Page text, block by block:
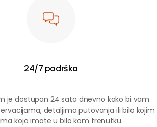
24/7 podrška
je dostupan 24 sata dnevno kako bi vam
detaljima putovanja ili bilo kojim
koja imate u bilo kom trenutku.